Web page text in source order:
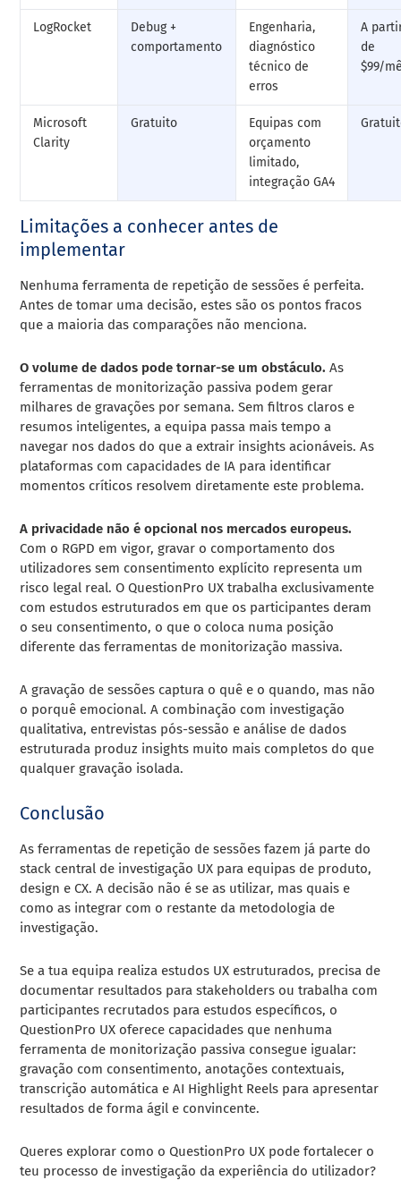
LogRocket
Debug +
comportamento
Engenharia,
diagnóstico
técnico de
erros
A
de
$99/
Microsoft
Clarity
Gratuito
Equipas com
orçamento
limitado,
integração GA4
Limitações a conhecer antes de
implementar
Nenhuma ferramenta de repetição de sessões é perfeita.
Antes de tomar uma decisão, estes são os pontos fracos
que a maioria das comparações não menciona.
O volume de dados pode tornar-se um obstáculo. As
ferramentas de monitorização passiva podem gerar
milhares de gravações por semana. Sem filtros claros e
resumos inteligentes, a equipa passa mais tempo a
navegar nos dados do que a extrair insights acionáveis. As
plataformas com capacidades de IA para identificar
momentos críticos resolvem diretamente este problema.
A privacidade não é opcional nos mercados europeus.
Com o RGPD em vigor, gravar o comportamento dos
utilizadores sem consentimento explícito representa um
risco legal real. O QuestionPro UX trabalha exclusivamente
com estudos estruturados em que os participantes deram
o seu consentimento, o que o coloca numa posição
diferente das ferramentas de monitorização massiva.
A gravação de sessões captura o quê e o quando, mas não
o porquê emocional. A combinação com investigação
qualitativa, entrevistas pós-sessão e análise de dados
estruturada produz insights muito mais completos do que
qualquer gravação isolada.
Conclusão
As ferramentas de repetição de sessões fazem já parte do
stack central de investigação UX para equipas de produto,
design e CX. A decisão não é se as utilizar, mas quais e
como as integrar com o restante da metodologia de
investigação.
Se a tua equipa realiza estudos UX estruturados, precisa de
documentar resultados para stakeholders ou trabalha com
participantes recrutados para estudos específicos, o
QuestionPro UX oferece capacidades que nenhuma
ferramenta de monitorização passiva consegue igualar:
gravação com consentimento, anotações contextuais,
transcrição automática e AI Highlight Reels para apresentar
resultados de forma ágil e convincente.
Queres explorar como o QuestionPro UX pode fortalecer o
teu processo de investigação da experiência do utilizador?